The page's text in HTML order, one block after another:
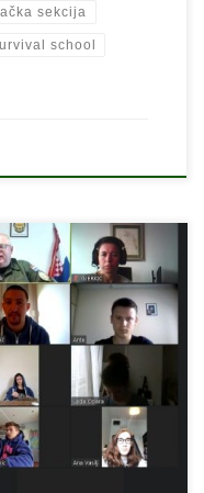
sekcija
school
iz Zagreba odradili
u prirodi i u
prilagodili smo se
a temeljem upita
suradnjom, što smo sa
[…]